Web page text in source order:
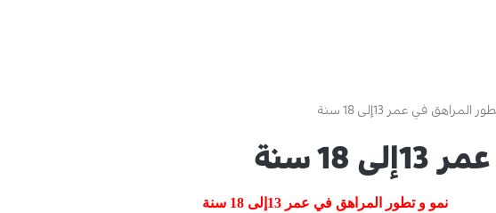
المراهق في عمر 13إلى 18 سنة
سنة
نمو و تطور المراهق في عمر 13إلى 18 سنة